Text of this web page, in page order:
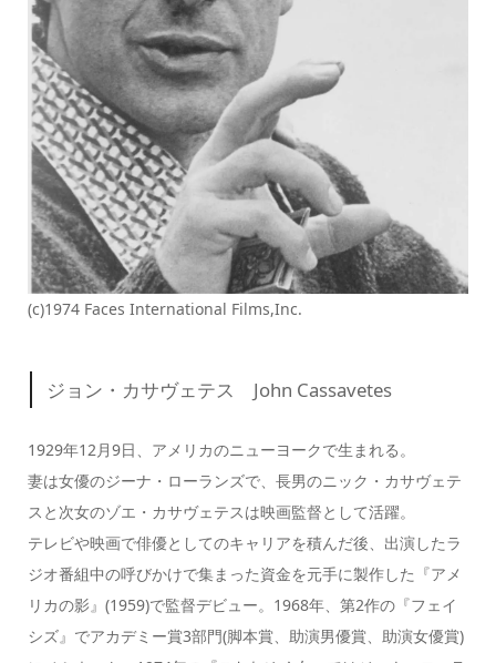
(c)1974 Faces International Films,Inc.
ジョン・カサヴェテス John Cassavetes
1929年12月9日、アメリカのニューヨークで生まれる。
妻は女優のジーナ・ローランズで、長男のニック・カサヴェテ
スと次女のゾエ・カサヴェテスは映画監督として活躍。
テレビや映画で俳優としてのキャリアを積んだ後、出演したラ
ジオ番組中の呼びかけで集まった資金を元手に製作した『アメ
リカの影』(1959)で監督デビュー。1968年、第2作の『フェイ
シズ』でアカデミー賞3部門(脚本賞、助演男優賞、助演女優賞)